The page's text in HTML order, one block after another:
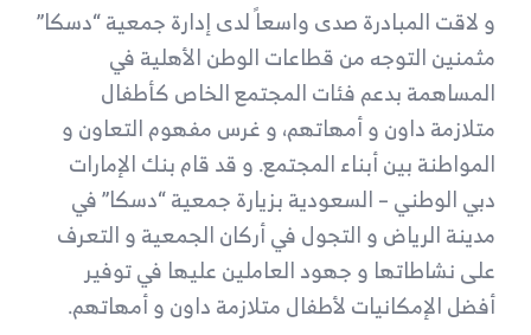
و لاقت المبادرة صدى واسعاً لدى إدارة جمعية “دسكا”
مثمنين التوجه من قطاعات الوطن الأهلية في
المساهمة بدعم فئات المجتمع الخاص كأطفال
متلازمة داون و أمهاتهم، و غرس مفهوم التعاون و
المواطنة بين أبناء المجتمع. و قد قام بنك الإمارات
دبي الوطني – السعودية بزيارة جمعية “دسكا” في
مدينة الرياض و التجول في أركان الجمعية و التعرف
على نشاطاتها و جهود العاملين عليها في توفير
أفضل الإمكانيات لأطفال متلازمة داون و أمهاتهم.